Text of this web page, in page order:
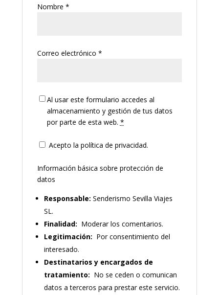
Nombre *
Correo electrónico *
Al usar este formulario accedes al
almacenamiento y gestión de tus datos
por parte de esta web. *
Acepto la política de privacidad.
Información básica sobre protección de
datos
Responsable: Senderismo Sevilla Viajes
SL.
Finalidad: Moderar los comentarios.
Legitimación: Por consentimiento del
interesado.
Destinatarios y encargados de
tratamiento: No se ceden o comunican
datos a terceros para prestar este servicio.